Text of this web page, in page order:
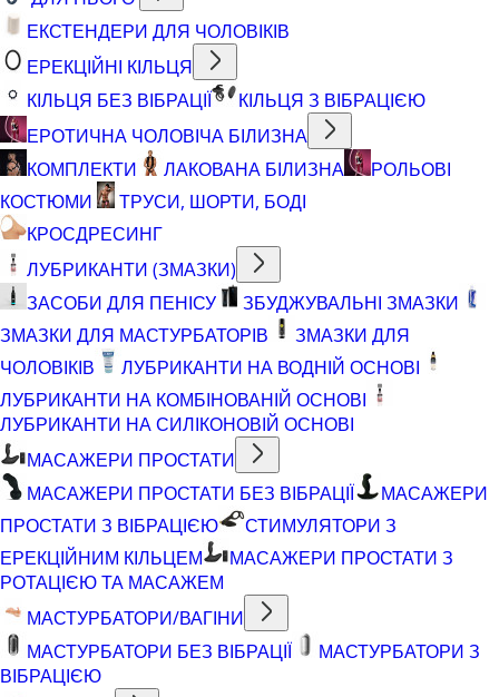
ЕКСТЕНДЕРИ ДЛЯ ЧОЛОВІКІВ
ЕРЕКЦІЙНІ КІЛЬЦЯ
КІЛЬЦЯ БЕЗ ВІБРАЦІЇ
КІЛЬЦЯ З ВІБРАЦІЄЮ
ЕРОТИЧНА ЧОЛОВІЧА БІЛИЗНА
КОМПЛЕКТИ
ЛАКОВАНА БІЛИЗНА
РОЛЬОВІ
КОСТЮМИ
ТРУСИ, ШОРТИ, БОДІ
КРОСДРЕСИНГ
ЛУБРИКАНТИ (ЗМАЗКИ)
ЗАСОБИ ДЛЯ ПЕНІСУ
ЗБУДЖУВАЛЬНІ ЗМАЗКИ
ЗМАЗКИ ДЛЯ МАСТУРБАТОРІВ
ЗМАЗКИ ДЛЯ
ЧОЛОВІКІВ
ЛУБРИКАНТИ НА ВОДНІЙ ОСНОВІ
ЛУБРИКАНТИ НА КОМБІНОВАНІЙ ОСНОВІ
ЛУБРИКАНТИ НА СИЛІКОНОВІЙ ОСНОВІ
МАСАЖЕРИ ПРОСТАТИ
МАСАЖЕРИ ПРОСТАТИ БЕЗ ВІБРАЦІЇ
МАСАЖЕРИ
ПРОСТАТИ З ВІБРАЦІЄЮ
СТИМУЛЯТОРИ З
ЕРЕКЦІЙНИМ КІЛЬЦЕМ
МАСАЖЕРИ ПРОСТАТИ З
РОТАЦІЄЮ ТА МАСАЖЕМ
МАСТУРБАТОРИ/ВАГІНИ
МАСТУРБАТОРИ БЕЗ ВІБРАЦІЇ
МАСТУРБАТОРИ З
ВІБРАЦІЄЮ